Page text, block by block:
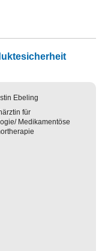
Ebeling
für
Medikamentöse